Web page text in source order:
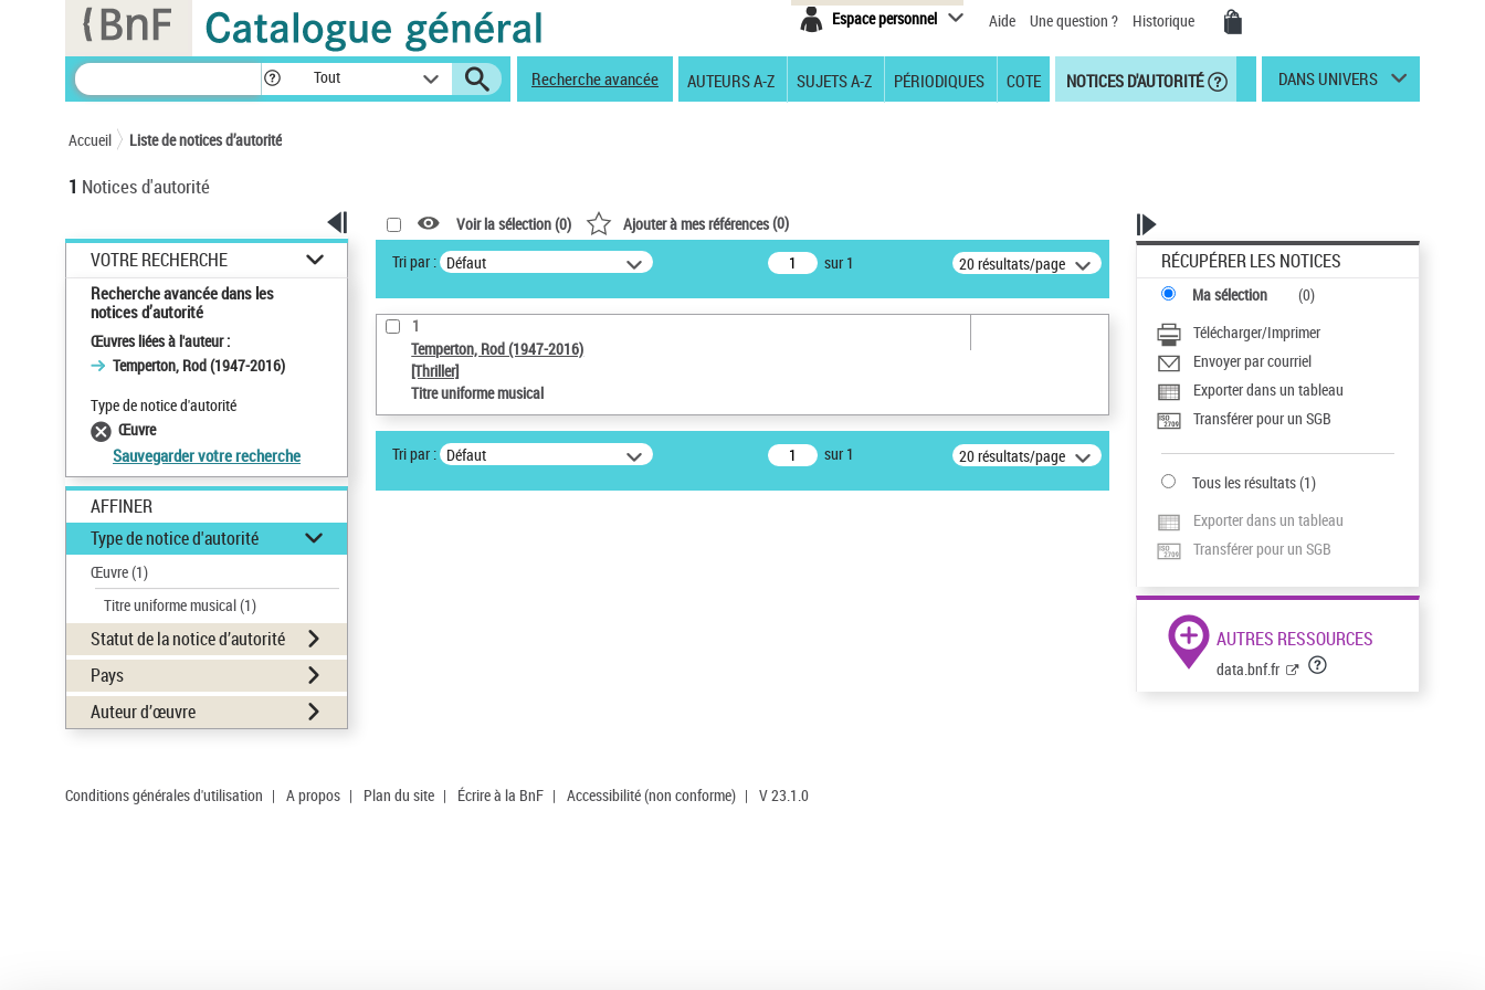
Espace personnel Aide Une question ? Historique
Tout Recherche avancée AUTEURS A-Z SUJETS A-Z PÉRIODIQUES COTE NOTICES D'AUTORITÉ DANS UNIVERS
Accueil Liste de notices d’autorité
1 Notices d'autorité
VOTRE RECHERCHE
Recherche avancée dans les
notices d’autorité
Œuvres liées à l'auteur :
Temperton, Rod (1947-2016)
Type de notice d'autorité
Œuvre
Sauvegarder votre recherche
AFFINER
Type de notice d'autorité
Œuvre(1)
Titre uniforme musical(1)
Statut de la notice d’autorité
Pays
Auteur d’œuvre
Voir la sélection (0) Ajouter à mes références(0)
Tri par : Défaut sur 1 20 résultats/page
1
Temperton, Rod (1947-2016)
[Thriller]
Titre uniforme musical
Tri par : Défaut sur 1 20 résultats/page
RÉCUPÉRER LES NOTICES
Ma sélection (0)
Télécharger/Imprimer
Envoyer par courriel
Exporter dans un tableau
Transférer pour un SGB
Tous les résultats(1)
Exporter dans un tableau
Transférer pour un SGB
AUTRES RESSOURCES
data.bnf.fr
Conditions générales d'utilisation | A propos | Plan du site | Écrire à la BnF | Accessibilité (non conforme) | V 23.1.0
Panneau de gestion des cookies